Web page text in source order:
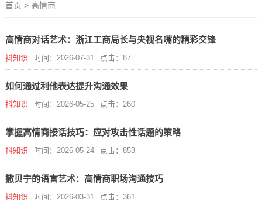
首页 > 高情商
高情商对话艺术：浙江工商局长与央视名嘴的精彩交锋
抖知识 时间：2026-07-31 点击：87
如何通过利他表达提升沟通效果
抖知识 时间：2026-05-25 点击：260
掌握高情商接话技巧：应对攻击性话题的策略
抖知识 时间：2026-05-24 点击：853
撒贝宁的语言艺术：高情商职场沟通技巧
抖知识 时间：2026-03-31 点击：361